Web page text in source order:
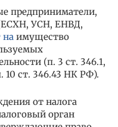
предприниматели,
УСН, ЕНВД,
на имущество
(п. 3 ст. 346.1,
10 ст. 346.43 НК РФ).
от налога
орган